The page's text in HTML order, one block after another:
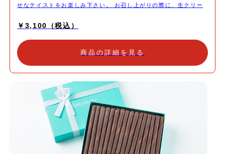
せなテイストをお楽しみ下さい。 お召し上がりの際に、生クリー
て頂けます。 (召し上がる分だけカットして残りを冷凍保管して頂
￥3,100（税込）
商品の詳細を見る